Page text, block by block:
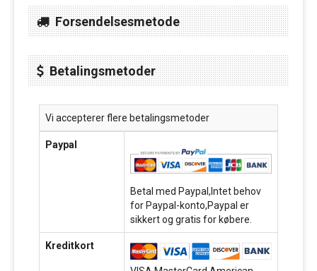
Forsendelsesmetode
Betalingsmetoder
Vi accepterer flere betalingsmetoder
Paypal
Betal med Paypal,Intet behov
for Paypal-konto,Paypal er
sikkert og gratis for købere.
Kreditkort